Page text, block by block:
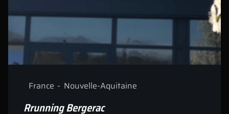
France Nouvelle-Aquitaine
Rrunning Bergerac